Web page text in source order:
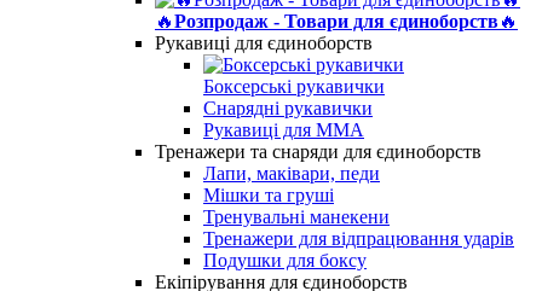
🔥Розпродаж - Товари для єдиноборств🔥
Рукавиці для єдиноборств
Боксерські рукавички
Снарядні рукавички
Рукавиці для MMA
Тренажери та снаряди для єдиноборств
Лапи, маківари, педи
Мішки та груші
Тренувальні манекени
Тренажери для відпрацювання ударів
Подушки для боксу
Екіпірування для єдиноборств